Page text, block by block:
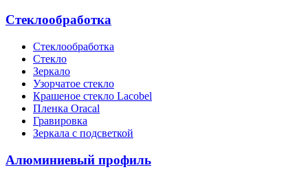
Стеклообработка
Стеклообработка
Стекло
Зеркало
Узорчатое стекло
Крашеное стекло Lacobel
Пленка Oracal
Гравировка
Зеркала с подсветкой
Алюминиевый профиль